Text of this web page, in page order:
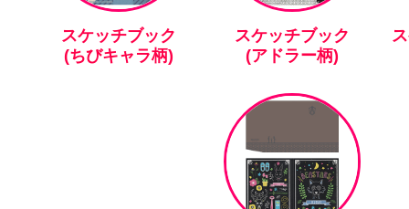
スケッチブック
(ちびキャラ柄)
スケッチブック
(アドラー柄)